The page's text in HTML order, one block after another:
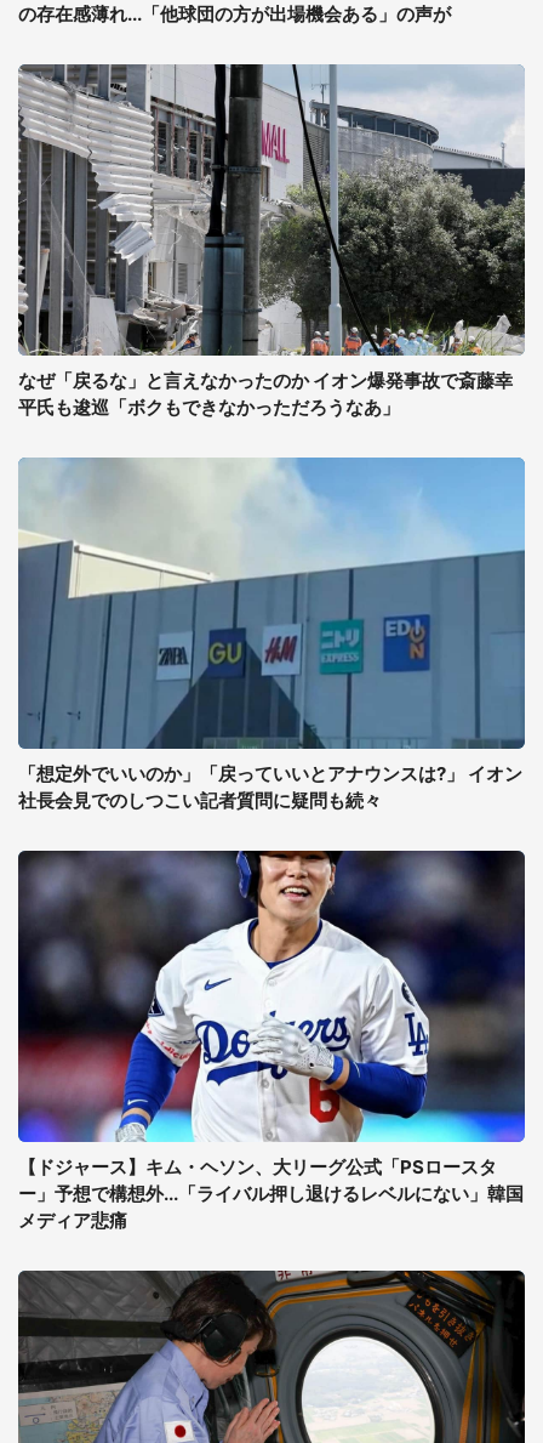
の存在感薄れ...「他球団の方が出場機会ある」の声が
なぜ「戻るな」と言えなかったのか イオン爆発事故で斎藤幸
平氏も逡巡「ボクもできなかっただろうなあ」
「想定外でいいのか」「戻っていいとアナウンスは?」 イオン
社長会見でのしつこい記者質問に疑問も続々
【ドジャース】キム・ヘソン、大リーグ公式「PSロースタ
ー」予想で構想外...「ライバル押し退けるレベルにない」韓国
メディア悲痛